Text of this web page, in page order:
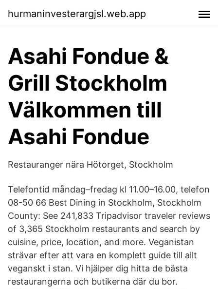
hurmaninvesterargjsl.web.app
Asahi Fondue &
Grill Stockholm
Välkommen till
Asahi Fondue
Restauranger nära Hötorget, Stockholm
Telefontid måndag–fredag kl 11.00–16.00, telefon
08-50 66 Best Dining in Stockholm, Stockholm
County: See 241,833 Tripadvisor traveler reviews
of 3,365 Stockholm restaurants and search by
cuisine, price, location, and more. Veganistan
strävar efter att vara en komplett guide till allt
veganskt i stan. Vi hjälper dig hitta de bästa
restaurangerna och butikerna där du bor.